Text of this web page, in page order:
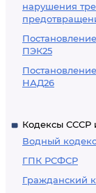
нарушения
ПЭК25
НАД26
Кодексы
Водный
ГПК РСФСР
Гражданский